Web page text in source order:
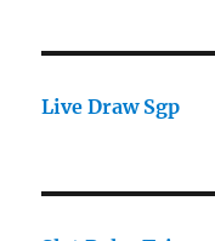
Live Draw Sgp